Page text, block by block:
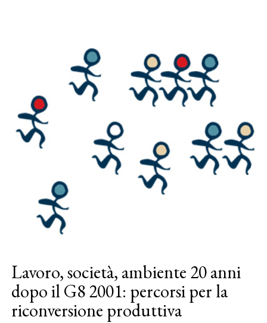
Lavoro, società, ambiente 20 anni
dopo il G8 2001: percorsi per la
riconversione produttiva